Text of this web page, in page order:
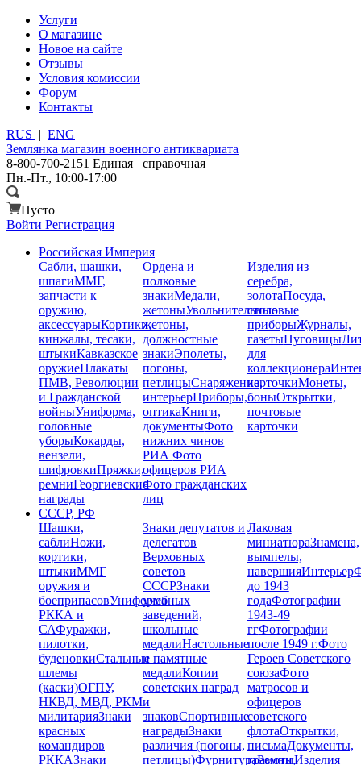
Услуги
О магазине
Новое на сайте
Отзывы
Условия комиссии
Форум
Контакты
RUS | ENG
Землянка магазин военного антиквариата
8-800-700-2151 Единая справочная
Пн.-Пт., 10:00-17:00
Пусто
Войти Регистрация
Российская Империя
Сабли, шашки,
шпагиММГ,
запчасти к
оружию,
аксессуарыКортики,
кинжалы, тесаки,
штыкиКавказское
оружиеПлакаты
ПМВ, Революции
и Гражданской
войныУниформа,
головные
уборыКокарды,
вензели,
шифровкиПряжки,
ремниГеоргиевские
награды
Ордена и
полковые
знакиМедали,
жетоныУвольнительные
жетоны,
должностные
знакиЭполеты,
погоны,
петлицыСнаряжение,
интерьерПриборы,
оптикаКниги,
документыФото
нижних чинов
РИАФото
офицеров РИА
Фото гражданских
лиц
Изделия из
серебра,
золотаПосуда,
столовые
приборыЖурналы,
газетыПуговицы
для
коллекционера
карточкиМонеты,
боныОткрытки,
почтовые
карточки
СССР, РФ
Шашки,
саблиНожи,
кортики,
штыкиММГ
оружия и
боеприпасовУниформа
РККА и
САФуражки,
пилотки,
буденовкиСтальные
шлемы
(каски)ОГПУ,
НКВД, МВД, РКМ
милитарияЗнаки
красных
командиров
РККАЗнаки
Знаки депутатов и
делегатов
Верховных
советов
СССРЗнаки
учебных
заведений,
школьные
медалиНастольные
и памятные
медалиКопии
советских наград
и
знаковСпортивные
наградыЗнаки
различия (погоны,
петлицы)ФурнитураРемни,
Лаковая
миниатюраЗнамена,
вымпелы,
навершияИнтерьер
до 1943
годаФотографии
1943-49
ггФотографии
после 1949 г.Фото
Героев Советского
союзаФото
матросов и
офицеров
советского
флотаОткрытки,
письмаДокументы,
грамотыИзделия